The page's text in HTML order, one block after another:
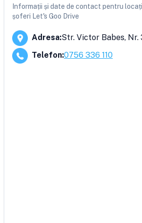
Informații și date de contact pentru
șoferi Let's Goo Drive
Adresa:Str. Victor Babes, Nr.
Telefon:0756 336 110